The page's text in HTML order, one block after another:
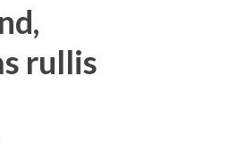
rullis